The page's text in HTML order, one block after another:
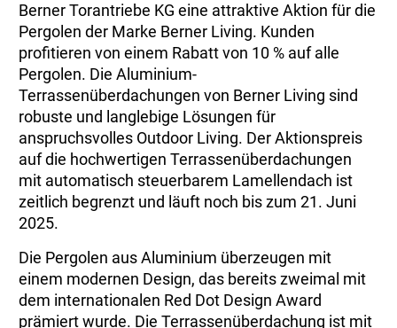
Berner Torantriebe KG eine attraktive Aktion für die
Pergolen der Marke Berner Living. Kunden
profitieren von einem Rabatt von 10 % auf alle
Pergolen. Die Aluminium-
Terrassenüberdachungen von Berner Living sind
robuste und langlebige Lösungen für
anspruchsvolles Outdoor Living. Der Aktionspreis
auf die hochwertigen Terrassenüberdachungen
mit automatisch steuerbarem Lamellendach ist
zeitlich begrenzt und läuft noch bis zum 21. Juni
2025.
Die Pergolen aus Aluminium überzeugen mit
einem modernen Design, das bereits zweimal mit
dem internationalen Red Dot Design Award
prämiert wurde. Die Terrassenüberdachung ist mit